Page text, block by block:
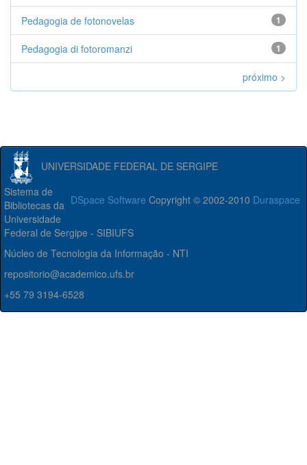
1
Pedagogia de fotonovelas
1
Pedagogia di fotoromanzi
próximo >
UNIVERSIDADE FEDERAL DE SERGIPE
DSpace Software Copyright © 2002-2010 Duraspace
Sistema de
Bibliotecas da
Universidade
Federal de Sergipe - SIBIUFS
Núcleo de Tecnologia da Informação - NTI
repositorio@academico.ufs.br
+55 79 3194-6528